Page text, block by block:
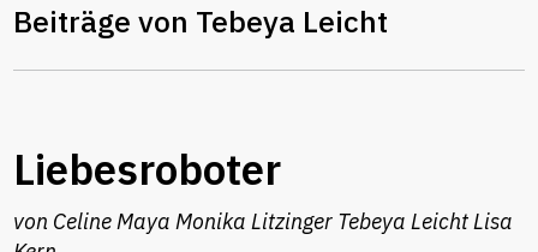
Beiträge von Tebeya Leicht
Liebesroboter
von Celine Maya Monika Litzinger Tebeya Leicht Lisa